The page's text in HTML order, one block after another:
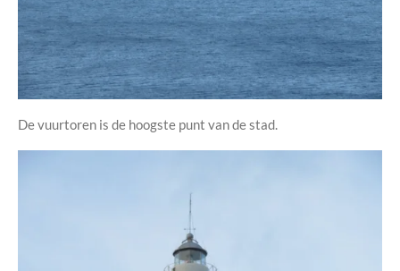
De vuurtoren is de hoogste punt van de stad.